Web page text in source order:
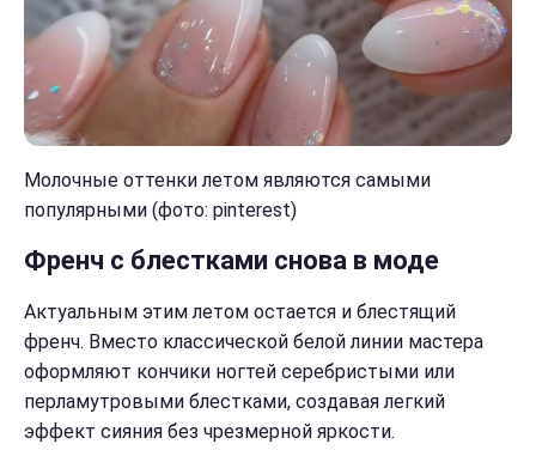
Молочные оттенки летом являются самыми
популярными (фото: pinterest)
Френч с блестками снова в моде
Актуальным этим летом остается и блестящий
френч. Вместо классической белой линии мастера
оформляют кончики ногтей серебристыми или
перламутровыми блестками, создавая легкий
эффект сияния без чрезмерной яркости.